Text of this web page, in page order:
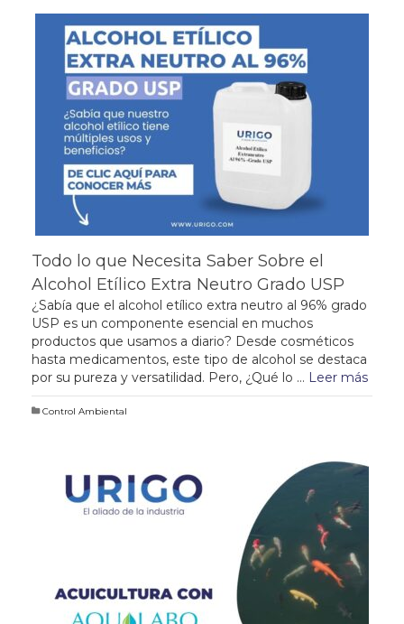
Todo lo que Necesita Saber Sobre el
Alcohol Etílico Extra Neutro Grado USP
¿Sabía que el alcohol etílico extra neutro al 96% grado
USP es un componente esencial en muchos
productos que usamos a diario? Desde cosméticos
hasta medicamentos, este tipo de alcohol se destaca
por su pureza y versatilidad. Pero, ¿Qué lo … Leer más
Control Ambiental